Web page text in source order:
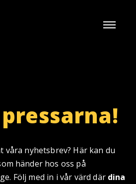
våra nyhetsbrev? Här kan du
händer hos oss på
Följ med in i vår värd där dina